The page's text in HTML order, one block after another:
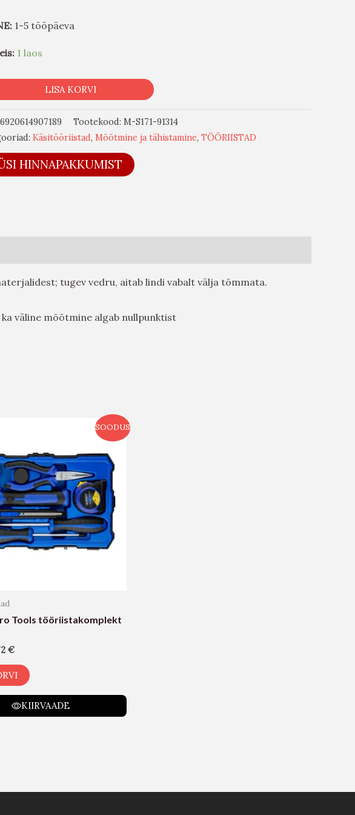
1-5 tööpäeva
1 laos
LISA KORVI
6920614907189 Tootekood: M-S171-91314
Käsitööriistad, Mõõtmine ja tähistamine, TÖÖRIISTAD
HINNAPAKKUMIST
tugev vedru, aitab lindi vabalt välja tõmmata.
väline mõõtmine algab nullpunktist
SOODUS
Tools tööriistakomplekt
€
KIIRVAADE